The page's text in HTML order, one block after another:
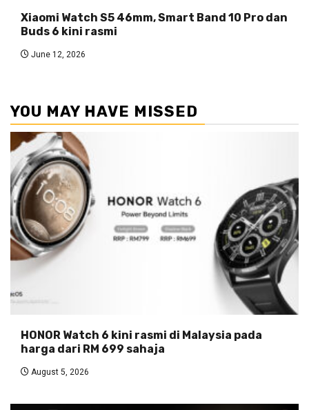
Xiaomi Watch S5 46mm, Smart Band 10 Pro dan
Buds 6 kini rasmi
June 12, 2026
YOU MAY HAVE MISSED
HONOR Watch 6 kini rasmi di Malaysia pada
harga dari RM 699 sahaja
August 5, 2026